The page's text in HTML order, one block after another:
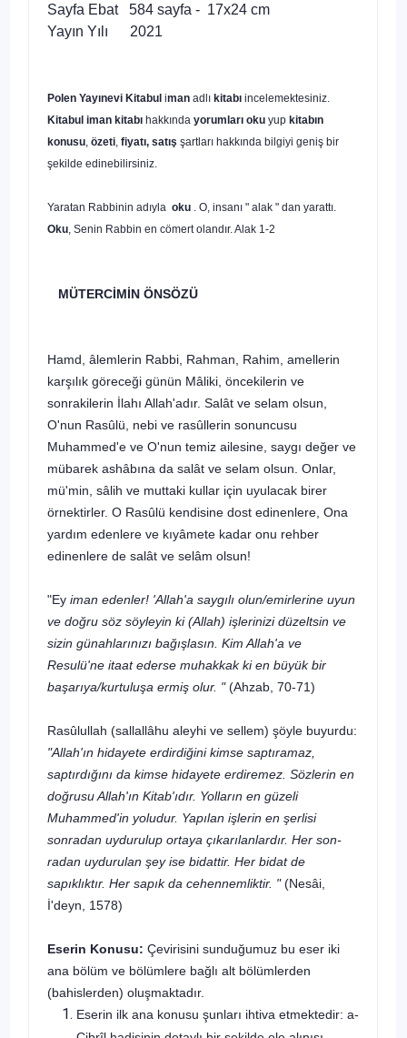
Sayfa Ebat 584 sayfa - 17x24 cm
Yayın Yılı 2021
Polen Yayınevi Kitabul iman adlı kitabı incelemektesiniz.
Kitabul iman kitabı hakkında yorumları oku yup kitabın
konusu, özeti, fiyatı, satış şartları hakkında bilgiyi geniş bir
şekilde edinebilirsiniz.
Yaratan Rabbinin adıyla oku . O, insanı " alak " dan yarattı.
Oku, Senin Rabbin en cömert olandır. Alak 1-2
MÜTERCİMİN ÖNSÖZÜ
Hamd, âlemlerin Rabbi, Rahman, Rahim, amellerin
karşılık göreceği gü­nün Mâliki, öncekilerin ve
sonrakilerin İlahı Allah'adır. Salât ve selam olsun,
O'nun Rasûlü, nebi ve rasûllerin sonuncusu
Muhammed'e ve O'nun temiz ailesine, saygı değer ve
mübarek ashâbına da salât ve selam olsun. Onlar,
mü'min, sâlih ve muttaki kullar için uyulacak birer
örnektirler. O Rasûlü ken­disine dost edinenlere, Ona
yardım edenlere ve kıyâmete kadar onu rehber
edinenlere de salât ve selâm olsun!
"Ey iman edenler! 'Allah'a saygılı olun/emirlerine uyun
ve doğru söz söyleyin ki (Allah) işlerinizi düzeltsin ve
sizin günahlarınızı bağışlasın. Kim Allah'a ve
Resulü'ne itaat ederse muhakkak ki en büyük bir
başarıya/kurtu­luşa ermiş olur. "(Ahzab, 70-71)
Rasûlullah (sallallâhu aleyhi ve sellem) şöyle buyurdu:
"Allah'ın hidayete er­dirdiğini kimse saptıramaz,
saptırdığını da kimse hidayete erdiremez. Sözle­rin en
doğrusu Allah'ın Kitab'ıdır. Yolların en güzeli
Muhammed'in yoludur. Yapılan işlerin en şerlisi
sonradan uydurulup ortaya çıkarılanlardır. Her son­
radan uydurulan şey ise bidattir. Her bidat de
sapıklıktır. Her sapık da cehen­nemliktir. "(Nesâi,
İ'deyn, 1578)
Eserin Konusu: Çevirisini sunduğumuz bu eser iki
ana bölüm ve bö­lümlere bağlı alt bölümlerden
(bahislerden) oluşmaktadır.
Eserin ilk ana konusu şunları ihtiva etmektedir: a-